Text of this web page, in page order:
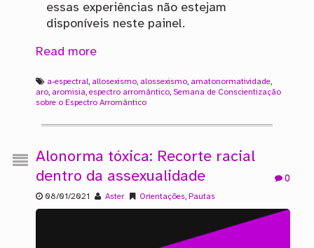
essas experiências não estejam
disponíveis neste painel.
Read more
a-espectral, allosexismo, alossexismo, amatonormatividade,
aro, aromisia, espectro arromântico, Semana de Conscientização
sobre o Espectro Arromântico
Alonorma tóxica: Recorte racial
dentro da assexualidade
0
08/01/2021 Aster Orientações, Pautas